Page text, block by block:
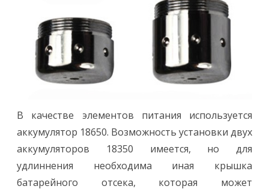
В качестве элементов питания используется
аккумулятор 18650. Возможность установки двух
аккумуляторов 18350 имеется, но для
удлиннения необходима иная крышка
батарейного отсека, которая может